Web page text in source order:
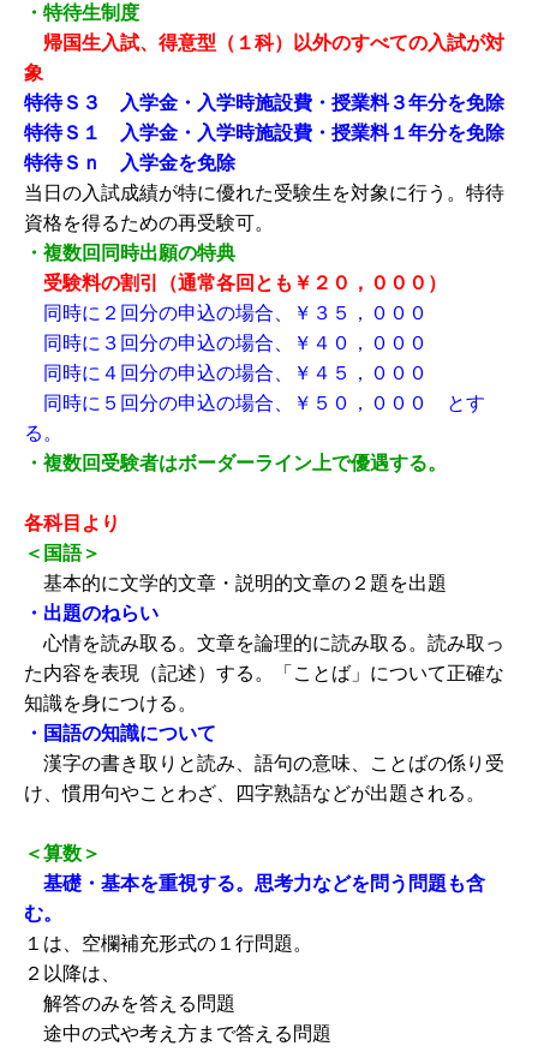
・特待生制度
帰国生入試、得意型（１科）以外のすべての入試が対
象
特待Ｓ３ 入学金・入学時施設費・授業料３年分を免除
特待Ｓ１ 入学金・入学時施設費・授業料１年分を免除
特待Ｓｎ 入学金を免除
当日の入試成績が特に優れた受験生を対象に行う。特待
資格を得るための再受験可。
・複数回同時出願の特典
受験料の割引（通常各回とも￥２０，０００）
同時に２回分の申込の場合、￥３５，０００
同時に３回分の申込の場合、￥４０，０００
同時に４回分の申込の場合、￥４５，０００
同時に５回分の申込の場合、￥５０，０００ とす
る。
・複数回受験者はボーダーライン上で優遇する。
各科目より
＜国語＞
基本的に文学的文章・説明的文章の２題を出題
・出題のねらい
心情を読み取る。文章を論理的に読み取る。読み取っ
た内容を表現（記述）する。「ことば」について正確な
知識を身につける。
・国語の知識について
漢字の書き取りと読み、語句の意味、ことばの係り受
け、慣用句やことわざ、四字熟語などが出題される。
＜算数＞
基礎・基本を重視する。思考力などを問う問題も含
む。
１は、空欄補充形式の１行問題。
２以降は、
解答のみを答える問題
途中の式や考え方まで答える問題